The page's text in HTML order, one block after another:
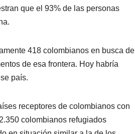
que el 93% de las personas
418 colombianos en busca de
de esa frontera. Hoy habría
país.
receptores de colombianos con
colombianos refugiados